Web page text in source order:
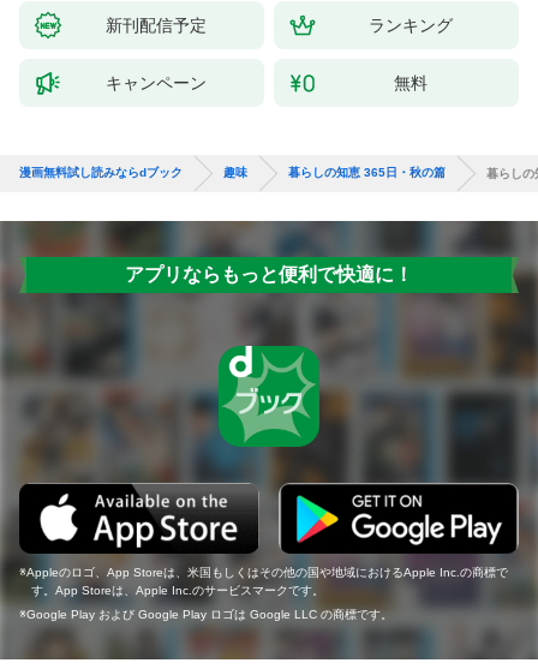
新刊配信予定 ランキング
キャンペーン 無料
漫画無料試し読みならdブック 趣味 暮らしの知恵 365日・秋の篇 暮らしの
アプリならもっと便利で快適に！
Appleのロゴ、App Storeは、米国もしくはその他の国や地域におけるApple Inc.の商標で
す。App Storeは、Apple Inc.のサービスマークです。
Google Play および Google Play ロゴは Google LLC の商標です。